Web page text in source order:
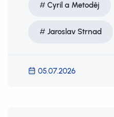
Cyril a Metoděj
Jaroslav Strnad
05.07.2026